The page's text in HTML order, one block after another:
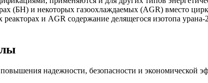
(БН) и некоторых газоохлаждаемых (AGR) вместо
и AGR содержание делящегося изотопа
надежности, безопасности и